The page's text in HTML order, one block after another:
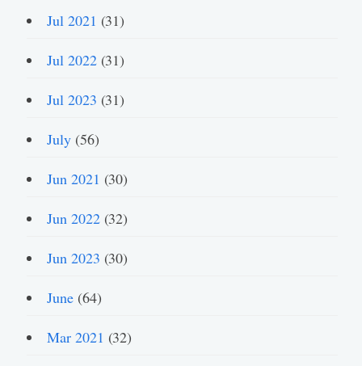
Jul 2021 (31)
Jul 2022(31)
Jul 2023 (31)
July(56)
Jun 2021 (30)
Jun 2022(32)
Jun 2023 (30)
June(64)
Mar 2021 (32)